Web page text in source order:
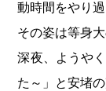
動時間をやり
その姿は等身大
深夜、ようや
た～」と安堵の